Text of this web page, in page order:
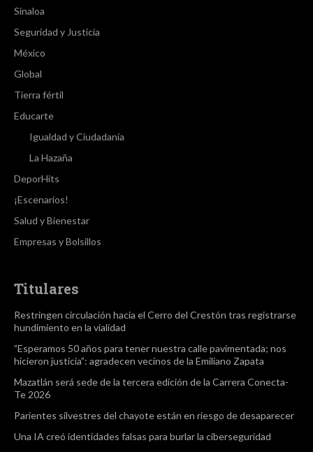
Sinaloa
Seguridad y Justicia
México
Global
Tierra fértil
Educarte
Igualdad y Ciudadanía
La Hazaña
DeporHits
¡Escenarios!
Salud y Bienestar
Empresas y Bolsillos
Titulares
Restringen circulación hacia el Cerro del Crestón tras registrarse
hundimiento en la vialidad
”Esperamos 50 años para tener nuestra calle pavimentada; nos
hicieron justicia”: agradecen vecinos de la Emiliano Zapata
Mazatlán será sede de la tercera edición de la Carrera Conecta-
Te 2026
Parientes silvestres del chayote están en riesgo de desaparecer
Una IA creó identidades falsas para burlar la ciberseguridad